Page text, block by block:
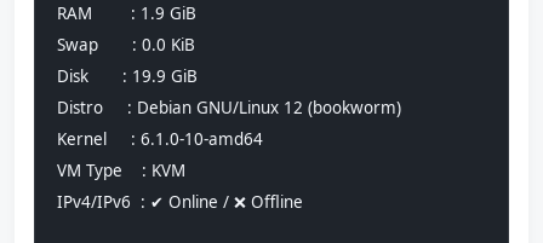
RAM        : 1.9 GiB
Swap       : 0.0 KiB
Disk       : 19.9 GiB
Distro     : Debian GNU/Linux 12 (bookworm)
Kernel     : 6.1.0-10-amd64
VM Type    : KVM
IPv4/IPv6  : ✔ Online / ❌ Offline